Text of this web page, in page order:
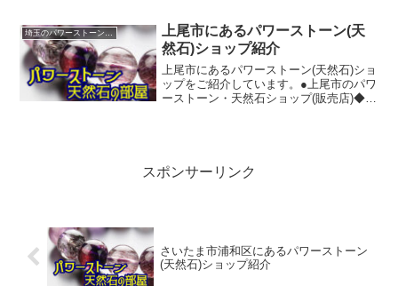
さいたま市中央区本町西５丁目２－９
【ホ...
埼玉のパワーストーンショップ紹介
上尾市にあるパワーストーン(天
然石)ショップ紹介
上尾市にあるパワーストーン(天然石)ショ
ップをご紹介しています。●上尾市のパワ
ーストーン・天然石ショップ(販売店)◆天
スポンサーリンク
さいたま市浦和区にあるパワーストーン
(天然石)ショップ紹介